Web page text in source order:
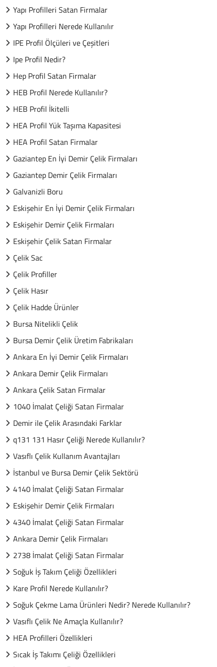
Yapı Profilleri Satan Firmalar
Yapı Profilleri Nerede Kullanılır
IPE Profil Ölçüleri ve Çeşitleri
Ipe Profil Nedir?
Hep Profil Satan Firmalar
HEB Profil Nerede Kullanılır?
HEB Profil İkitelli
HEA Profil Yük Taşıma Kapasitesi
HEA Profil Satan Firmalar
Gaziantep En İyi Demir Çelik Firmaları
Gaziantep Demir Çelik Firmaları
Galvanizli Boru
Eskişehir En İyi Demir Çelik Firmaları
Eskişehir Demir Çelik Firmaları
Eskişehir Çelik Satan Firmalar
Çelik Sac
Çelik Profiller
Çelik Hasır
Çelik Hadde Ürünler
Bursa Nitelikli Çelik
Bursa Demir Çelik Üretim Fabrikaları
Ankara En İyi Demir Çelik Firmaları
Ankara Demir Çelik Firmaları
Ankara Çelik Satan Firmalar
1040 İmalat Çeliği Satan Firmalar
Demir ile Çelik Arasındaki Farklar
q131 131 Hasır Çeliği Nerede Kullanılır?
Vasıflı Çelik Kullanım Avantajları
İstanbul ve Bursa Demir Çelik Sektörü
4140 İmalat Çeliği Satan Firmalar
Eskişehir Demir Çelik Firmaları
4340 İmalat Çeliği Satan Firmalar
Ankara Demir Çelik Firmaları
2738 İmalat Çeliği Satan Firmalar
Soğuk İş Takım Çeliği Özellikleri
Kare Profil Nerede Kullanılır?
Soğuk Çekme Lama Ürünleri Nedir? Nerede Kullanılır?
Vasıflı Çelik Ne Amaçla Kullanılır?
HEA Profilleri Özellikleri
Sıcak İş Takımı Çeliği Özellikleri